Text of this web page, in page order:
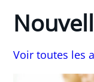
Voir toutes les